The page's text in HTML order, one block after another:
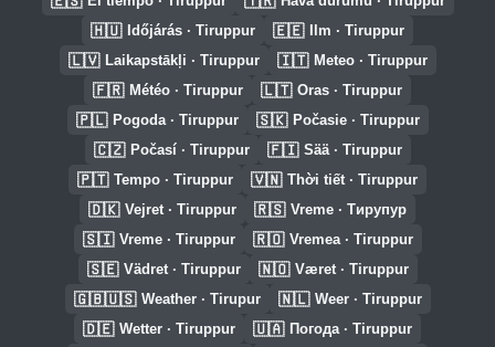
🇭🇺 Időjárás · Tiruppur 🇪🇪 Ilm · Tiruppur
🇱🇻 Laikapstākļi · Tiruppur 🇮🇹 Meteo · Tiruppur
🇫🇷 Météo · Tiruppur 🇱🇹 Oras · Tiruppur
🇵🇱 Pogoda · Tiruppur 🇸🇰 Počasie · Tiruppur
🇨🇿 Počasí · Tiruppur 🇫🇮 Sää · Tiruppur
🇵🇹 Tempo · Tiruppur 🇻🇳 Thời tiết · Tiruppur
🇩🇰 Vejret · Tiruppur 🇷🇸 Vreme · Тирупур
🇸🇮 Vreme · Tiruppur 🇷🇴 Vremea · Tiruppur
🇸🇪 Vädret · Tiruppur 🇳🇴 Været · Tiruppur
🇬🇧🇺🇸 Weather · Tirupur 🇳🇱 Weer · Tiruppur
🇩🇪 Wetter · Tiruppur 🇺🇦 Погода · Tiruppur